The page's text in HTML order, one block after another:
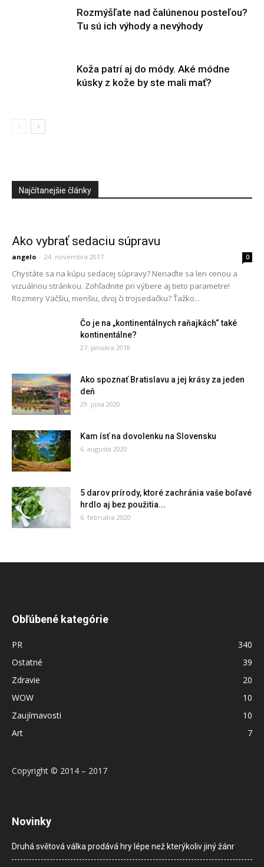
Rozmýšľate nad čalúnenou posteľou?
Tu sú ich výhody a nevýhody
Koža patrí aj do módy. Aké módne
kúsky z kože by ste mali mať?
Najčítanejšie články
Ako vybrať sedaciu súpravu
angelo - 24. novembra 2017 0
Chystáte sa na kúpu sedacej súpravy? Neriaďte sa len cenou a
vizuálnou stránkou. Zohľadnite pri výbere aj tieto parametre!
Rozmery Väčšiu, menšiu, dvoj či trojsedačku? Ťažko...
Čo je na „kontinentálnych raňajkách“ také
kontinentálne?
27. januára 2018
Ako spoznať Bratislavu a jej krásy za jeden
deň
29. júna 2020
Kam ísť na dovolenku na Slovensku
6. augusta 2020
5 darov prírody, ktoré zachránia vaše boľavé
hrdlo aj bez použitia...
6. februára 2020
Obľúbené kategórie
PR
340
Ostatné
39
Zdravie
20
WOW
10
Zaujímavosti
10
Art
7
Copyright © 2014 – 2017
Novinky
Druhá světová válka prodává hry lépe než kterýkoliv jiný žánr